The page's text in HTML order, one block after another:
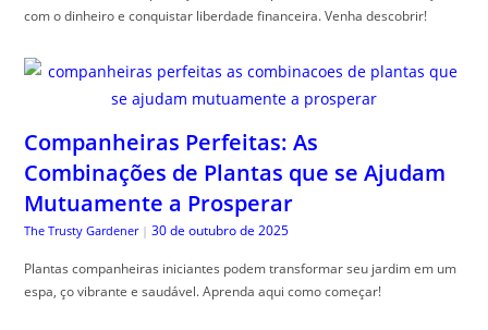
com o dinheiro e conquistar liberdade financeira. Venha descobrir!
Companheiras Perfeitas: As
Combinações de Plantas que se Ajudam
Mutuamente a Prosperar
The Trusty Gardener | 30 de outubro de 2025
Plantas companheiras iniciantes podem transformar seu jardim em um
espa, ço vibrante e saudável. Aprenda aqui como começar!